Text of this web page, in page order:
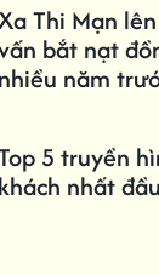
Thi Mạn
bắt nạt
nhiều năm
5 truyền
khách nhất